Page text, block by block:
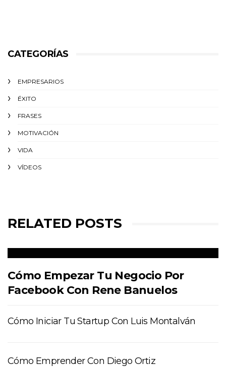
CATEGORÍAS
EMPRESARIOS
ÉXITO‬
FRASES
MOTIVACIÓN
VIDA
VÍDEOS
RELATED POSTS
Cómo Empezar Tu Negocio Por
Facebook Con Rene Banuelos
Cómo Iniciar Tu Startup Con Luis Montalván
Cómo Emprender Con Diego Ortiz